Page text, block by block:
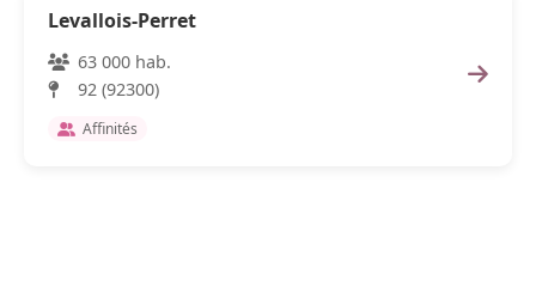
Levallois-Perret
63 000 hab.
92 (92300)
Affinités